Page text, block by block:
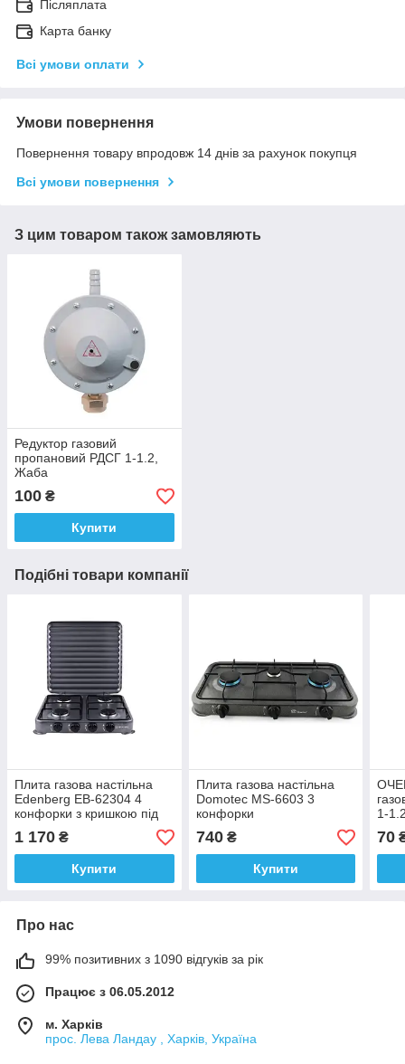
Післяплата
Карта банку
Всі умови оплати
Умови повернення
Повернення товару впродовж 14 днів за рахунок покупця
Всі умови повернення
З цим товаром також замовляють
Редуктор газовий
пропановий РДСГ 1-1.2,
Жаба
100 ₴
Купити
Подібні товари компанії
Плита газова настільна
Edenberg EB-62304 4
конфорки з кришкою під
1 170 ₴
Купити
Плита газова настільна
Domotec MS-6603 3
конфорки
740₴
Купити
1-
70
Про нас
99% позитивних з 1090 відгуків за рік
Працює з 06.05.2012
м. Харків
прос. Лева Ландау , Харків, Україна